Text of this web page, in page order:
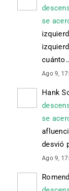
se
Ago 9,
Hank
se
desvió
Ago 9,